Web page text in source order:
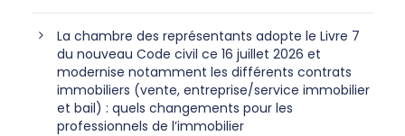
La chambre des représentants adopte le Livre 7
du nouveau Code civil ce 16 juillet 2026 et
modernise notamment les différents contrats
immobiliers (vente, entreprise/service immobilier
et bail) : quels changements pour les
professionnels de l’immobilier